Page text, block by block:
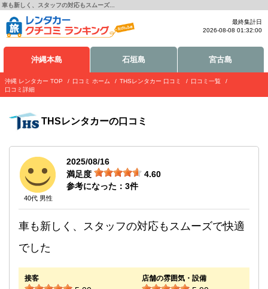
車も新しく、スタッフの対応もスムーズ...
最終集計日
2026-08-08 01:32:00
沖縄本島 石垣島 宮古島
沖縄 レンタカー TOP 口コミ ホーム THSレンタカー 口コミ
口コミ一覧
口コミ詳細
THSレンタカーの口コミ
40代 男性
2025/08/16
満足度
4.60
参考になった： 3件
車も新しく、スタッフの対応もスムーズで快適
でした
接客 店舗の雰囲気・設備